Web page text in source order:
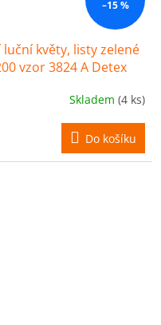
–15 %
květy, listy zelené
vzor 3824 A Detex
Skladem (4 ks)
Do košíku